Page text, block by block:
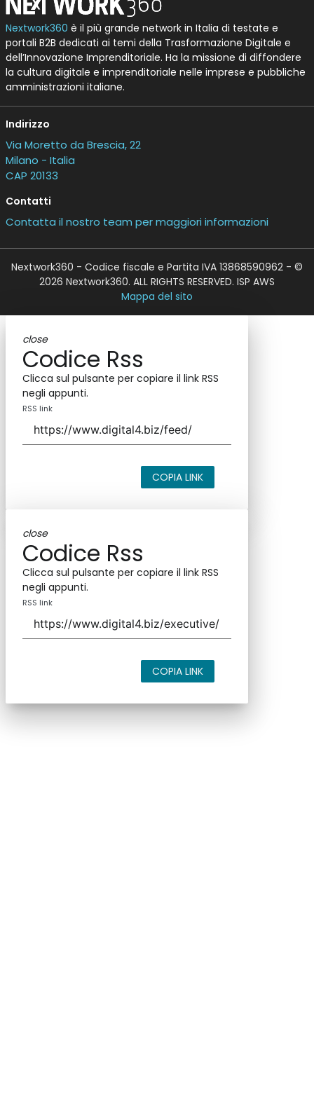
Nextwork360 è il più grande network in Italia di testate e
portali B2B dedicati ai temi della Trasformazione Digitale e
dell’Innovazione Imprenditoriale. Ha la missione di diffondere
la cultura digitale e imprenditoriale nelle imprese e pubbliche
amministrazioni italiane.
Indirizzo
Via Moretto da Brescia, 22
Milano - Italia
CAP 20133
Contatti
Contatta il nostro team per maggiori informazioni
Nextwork360 - Codice fiscale e Partita IVA 13868590962 - ©
2026 Nextwork360. ALL RIGHTS RESERVED. ISP AWS
Mappa del sito
close
Codice Rss
Clicca sul pulsante per copiare il link RSS
negli appunti.
RSS link
COPIA LINK
close
Codice Rss
Clicca sul pulsante per copiare il link RSS
negli appunti.
RSS link
COPIA LINK